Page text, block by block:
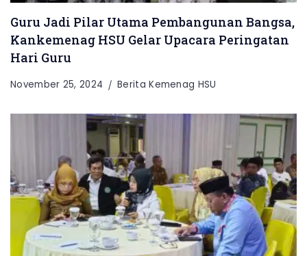
Guru Jadi Pilar Utama Pembangunan Bangsa,
Kankemenag HSU Gelar Upacara Peringatan
Hari Guru
November 25, 2024 Berita Kemenag HSU